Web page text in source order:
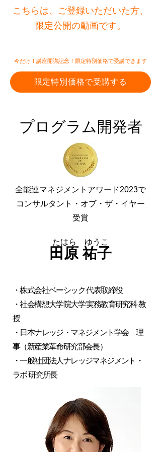
こちらは、ご登録いただいた方、
限定公開の動画です。
今だけ！講座開講記念！限定特別価格で受講できます
限定特別価格で受講する
​プログラム開発者
全能連マネジメントアワード2023で
コンサルタント・オブ・ザ・イヤー
受賞
田原 祐子
たはら ゆうこ
・株式会社ベーシック 代表取締役
・社会構想大学院大学 実務教育研究科 教
授
・日本ナレッジ・マネジメント学会 理
事（新産業革命研究部会長）
・一般社団法人ナレッジマネジメント・
ラボ 研究所長